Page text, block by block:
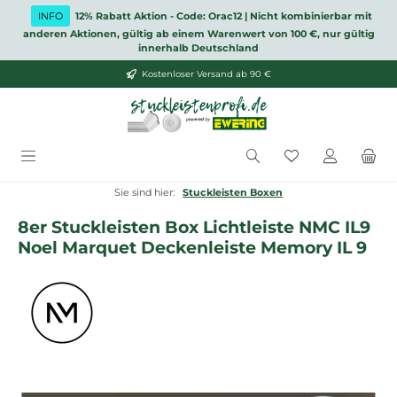
Zum Hauptinhalt springen
INFO
12% Rabatt Aktion - Code: Orac12 | Nicht kombinierbar mit
anderen Aktionen, gültig ab einem Warenwert von 100 €, nur gültig
innerhalb Deutschland
Kostenloser Versand ab 90 €
Du hast 0
Sie sind hier: Stuckleisten Boxen
8er Stuckleisten Box Lichtleiste NMC IL9
Noel Marquet Deckenleiste Memory IL 9